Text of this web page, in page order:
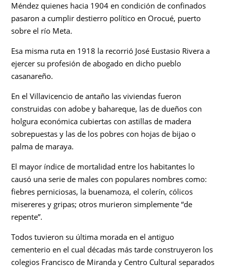
Méndez quienes hacia 1904 en condición de confinados
pasaron a cumplir destierro político en Orocué, puerto
sobre el río Meta.
Esa misma ruta en 1918 la recorrió José Eustasio Rivera a
ejercer su profesión de abogado en dicho pueblo
casanareño.
En el Villavicencio de antaño las viviendas fueron
construidas con adobe y bahareque, las de dueños con
holgura económica cubiertas con astillas de madera
sobrepuestas y las de los pobres con hojas de bijao o
palma de maraya.
El mayor índice de mortalidad entre los habitantes lo
causó una serie de males con populares nombres como:
fiebres perniciosas, la buenamoza, el colerín, cólicos
misereres y gripas; otros murieron simplemente “de
repente”.
Todos tuvieron su última morada en el antiguo
cementerio en el cual décadas más tarde construyeron los
colegios Francisco de Miranda y Centro Cultural separados